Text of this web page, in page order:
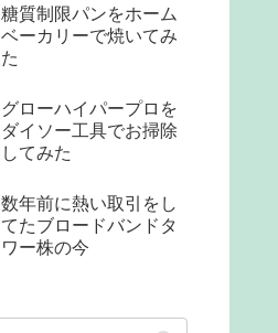
糖質制限パンをホーム
ベーカリーで焼いてみ
た
グローハイパープロを
ダイソー工具でお掃除
してみた
数年前に熱い取引をし
てたブロードバンドタ
ワー株の今